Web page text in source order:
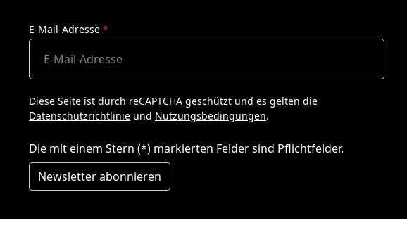
E-Mail-Adresse *
Diese Seite ist durch reCAPTCHA geschützt und es gelten die
Datenschutzrichtlinie und Nutzungsbedingungen.
Die mit einem Stern (*) markierten Felder sind Pflichtfelder.
Newsletter abonnieren